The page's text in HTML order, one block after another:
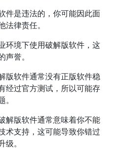
件是违法的，你可能因此面
律责任。
环境下使用破解版软件，这
誉。
版软件通常没有正版软件稳
经过官方测试，所以可能存
解版软件通常意味着你不能
术支持，这可能导致你错过
。